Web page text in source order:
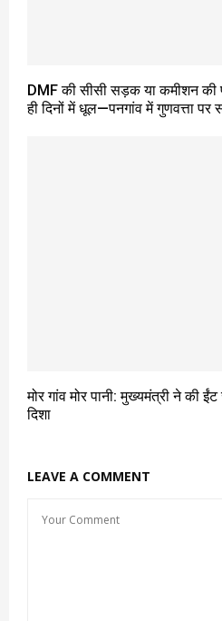
DMF की सीसी सड़क या कमीशन
ही दिनों में धूल—पनगांव में गुणवत्ता पर
मोर गांव मोर पानी: मुख्यमंत्री ने की
दिशा
LEAVE A COMMENT